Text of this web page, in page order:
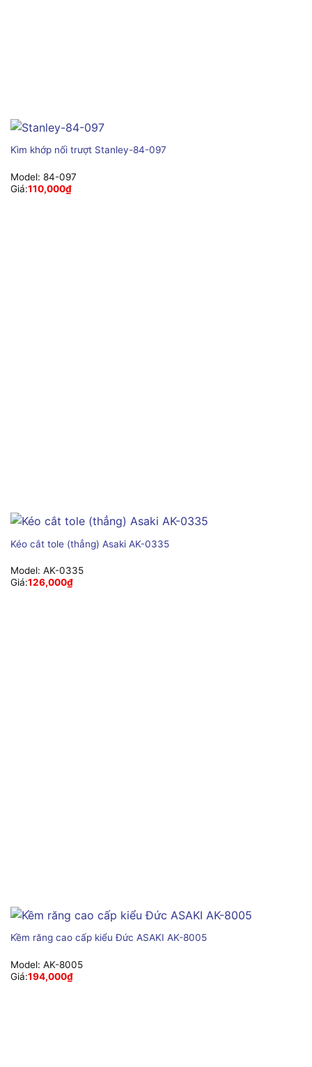
Kìm khớp nối trượt Stanley-84-097
Model: 84-097
Giá:110,000₫
Kéo cắt tole (thẳng) Asaki AK-0335
Model: AK-0335
Giá:126,000₫
Kềm răng cao cấp kiểu Đức ASAKI AK-8005
Model: AK-8005
Giá:194,000₫